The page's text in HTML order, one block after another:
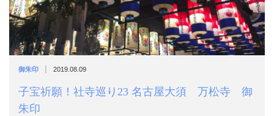
御朱印 | 2019.08.09
子宝祈願！社寺巡り23 名古屋大須 万松寺 御
朱印